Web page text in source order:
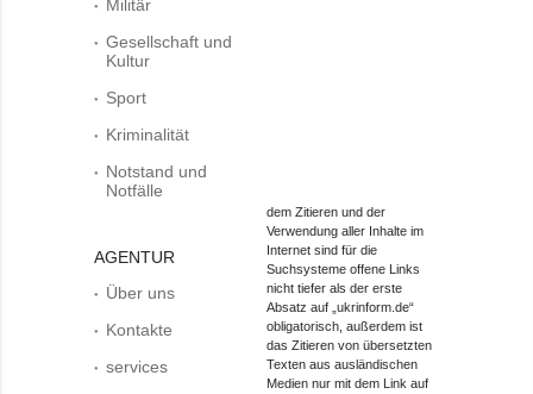
Militär
Gesellschaft und
Kultur
Sport
Kriminalität
Notstand und
Notfälle
AGENTUR
Über uns
Kontakte
services
dem Zitieren und der
Verwendung aller Inhalte im
Internet sind für die
Suchsysteme offene Links
nicht tiefer als der erste
Absatz auf „ukrinform.de“
obligatorisch, außerdem ist
das Zitieren von übersetzten
Texten aus ausländischen
Medien nur mit dem Link auf